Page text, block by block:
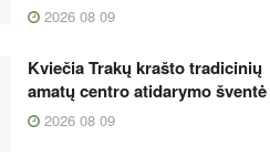
2026 08 09
Kviečia Trakų krašto tradicinių
amatų centro atidarymo šventė
2026 08 09